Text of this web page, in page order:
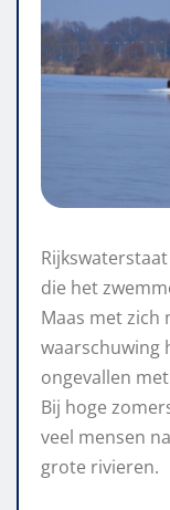
die het
Maas met zich
waarschuwing
ongevallen
Bij hoge
veel mensen
grote rivieren.